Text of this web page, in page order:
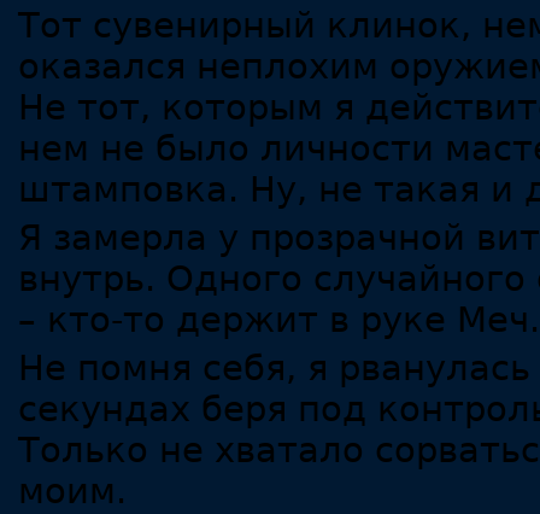
Тот сувенирный клинок,
оказался неплохим
Не тот, которым я
нем не было личности
штамповка. Ну, не такая
Я замерла у прозрачной
внутрь. Одного
– кто-то держит в руке
Не помня себя, я
секундах беря под
Только не хватало
моим.